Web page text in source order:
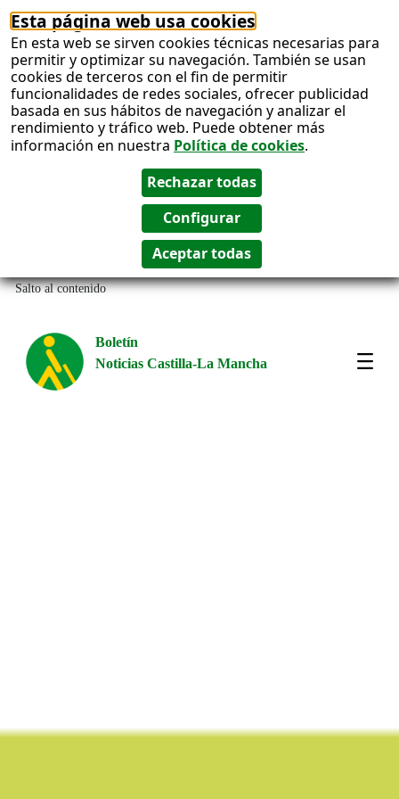
Esta página web usa cookies
En esta web se sirven cookies técnicas necesarias para
permitir y optimizar su navegación. También se usan
cookies de terceros con el fin de permitir
funcionalidades de redes sociales, ofrecer publicidad
basada en sus hábitos de navegación y analizar el
rendimiento y tráfico web. Puede obtener más
información en nuestra Política de cookies.
Salto al contenido
Boletín
Noticias Castilla-La Mancha